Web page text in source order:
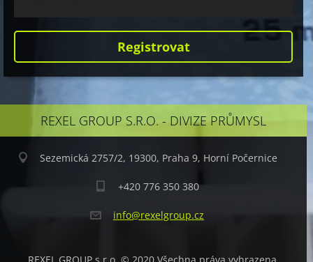
REXEL GROUP S.R.O. - DIVIZE PRŮMYSL
Sezemická 2757/2, 19300, Praha 9, Horní Počernice
+420 776 350 380
info@rexelgroup.cz